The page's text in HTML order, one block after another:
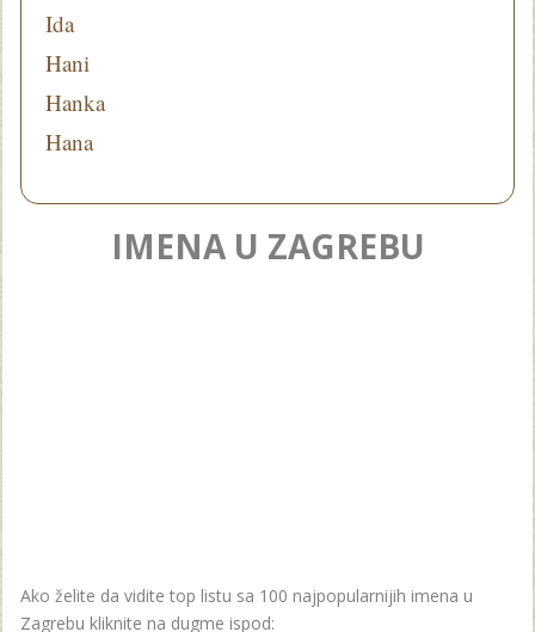
Ida
Hani
Hanka
Hana
IMENA U ZAGREBU
Ako želite da vidite top listu sa 100 najpopularnijih imena u
Zagrebu kliknite na dugme ispod: